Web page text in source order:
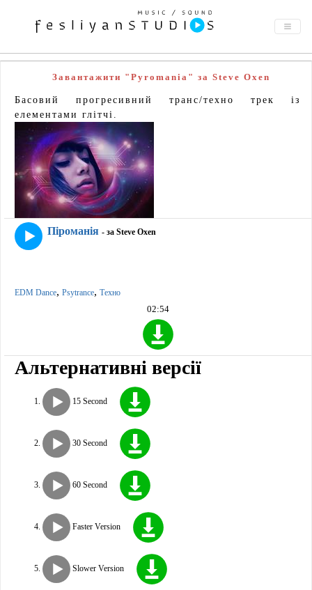
Завантажити "Pyromania" за Steve Oxen
Басовий прогресивний транс/техно трек із
елементами глітчі.
Піроманія - за Steve Oxen
EDM Dance, Psytrance, Техно
02:54
Альтернативні версії
15 Second
30 Second
60 Second
Faster Version
Slower Version